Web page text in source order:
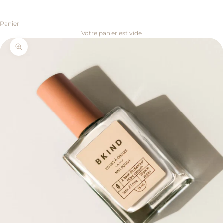
Panier
Votre panier est vide
Zoomer sur l'image